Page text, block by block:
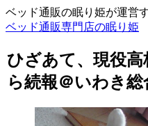
ベッド通販の眠り姫が運営
ベッド通販専門店の眠り姫
ひざあて、現役高
ら続報＠いわき総